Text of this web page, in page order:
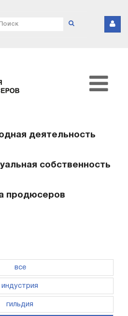
деятельность
собственность
продюсеров
все
индустрия
гильдия